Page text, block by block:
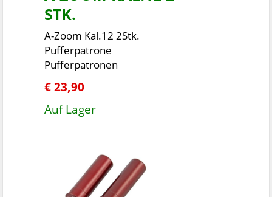
STK.
A-Zoom Kal.12 2Stk.
Pufferpatrone
Pufferpatronen
€ 23,90
Auf Lager